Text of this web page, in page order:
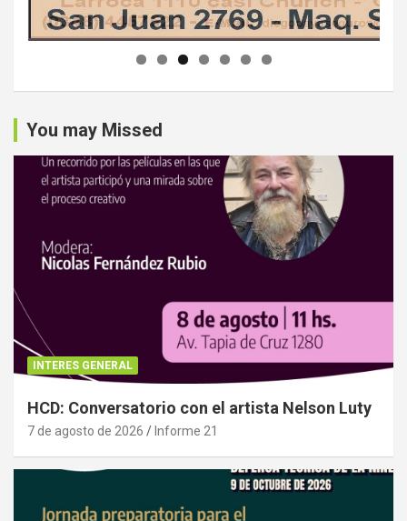
You may Missed
INTERES GENERAL
HCD: Conversatorio con el artista Nelson Luty
7 de agosto de 2026 Informe 21